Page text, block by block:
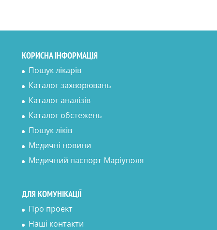
КОРИСНА ІНФОРМАЦІЯ
Пошук лікарів
Каталог захворювань
Каталог аналізів
Каталог обстежень
Пошук ліків
Медичні новини
Медичний паспорт Маріуполя
ДЛЯ КОМУНІКАЦІЇ
Про проект
Наші контакти